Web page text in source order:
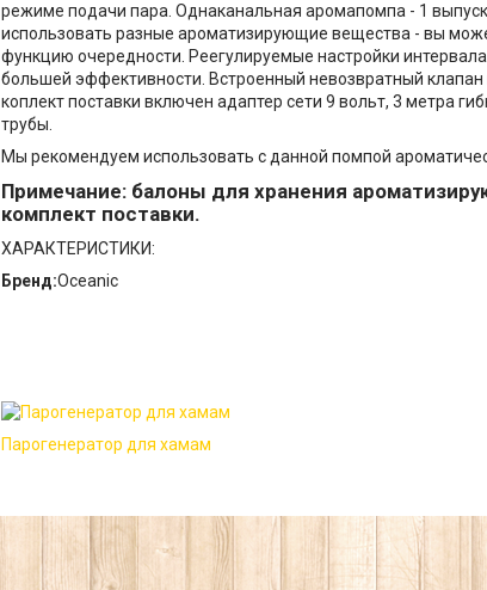
режиме подачи пара. Однаканальная аромапомпа - 1
использовать разные ароматизирующие вещества - вы
функцию очередности. Реегулируемые настройки
большей эффективности. Встроенный невозвратный
коплект поставки включен адаптер сети 9 вольт, 3 метра
трубы.
Мы рекомендуем использовать с данной помпой
Примечание: балоны для хранения
комплект поставки.
ХАРАКТЕРИСТИКИ:
Бренд:Oceanic
Парогенератор для хамам